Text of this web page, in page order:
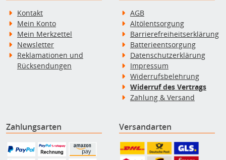
Kontakt
Mein Konto
Mein Merkzettel
Newsletter
Reklamationen und
Rücksendungen
AGB
Altölentsorgung
Barrierefreiheitserklärung
Batterieentsorgung
Datenschutzerklärung
Impressum
Widerrufsbelehrung
Widerruf des Vertrags
Zahlung & Versand
Zahlungsarten Versandarten